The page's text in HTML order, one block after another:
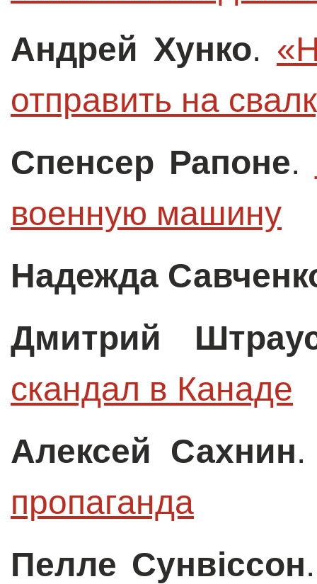
Андрей Хунко.
отправить на
Спенсер Рапоне.
военную машину
Надежда
Дмитрий
скандал в Канаде
Алексей Сахнин
пропаганда
Пелле Сунвіссон